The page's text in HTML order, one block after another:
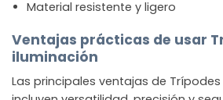
Material resistente y ligero
Ventajas prácticas de usar
iluminación
Las principales ventajas de